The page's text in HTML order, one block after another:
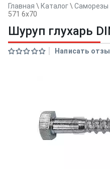
Главная \ Каталог\ Саморезы
571 6х70
Шуруп глухарь
Написать